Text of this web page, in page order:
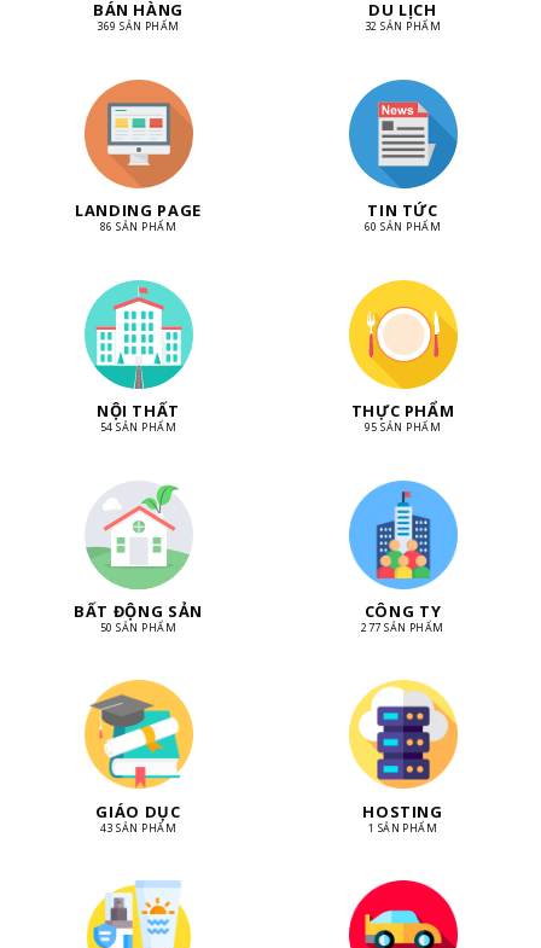
BÁN HÀNG
369 SẢN PHẨM
DU LỊCH
32 SẢN PHẨM
LANDING PAGE
86 SẢN PHẨM
TIN TỨC
60 SẢN PHẨM
NỘI THẤT
54 SẢN PHẨM
THỰC PHẨM
95 SẢN PHẨM
BẤT ĐỘNG SẢN
50 SẢN PHẨM
CÔNG TY
277 SẢN PHẨM
GIÁO DỤC
43 SẢN PHẨM
HOSTING
1 SẢN PHẨM